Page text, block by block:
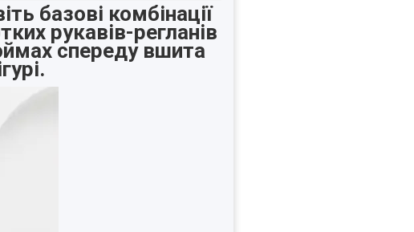
базові комбінації
рукавів-регланів
спереду вшита